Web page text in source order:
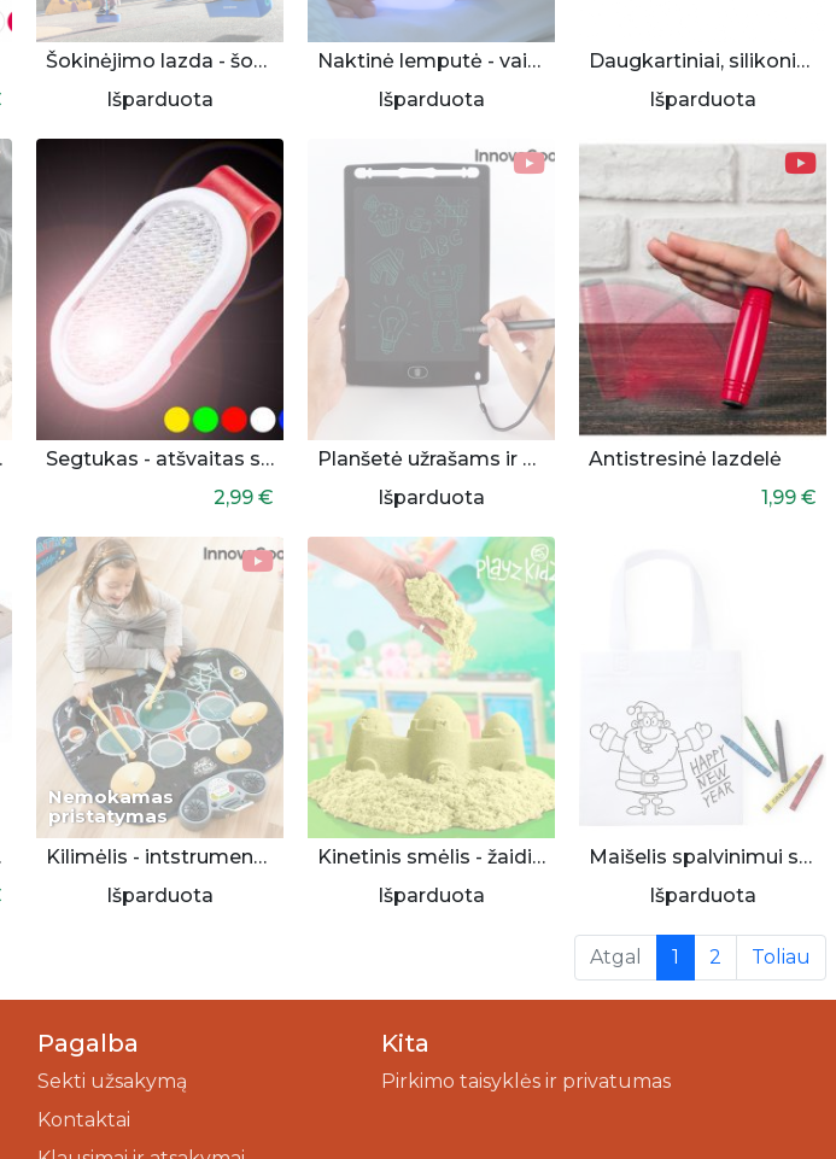
Šokinėjimo lazda - šokliukas
Išparduota
Naktinė lemputė - vaiduokliukas
Išparduota
Daugkartiniai, silikoniniai šiaudeliai 6 vnt.
Išparduota
Segtukas - atšvaitas su lempute
2,99 €
Planšetė užrašams ir piešimui
Išparduota
Antistresinė lazdelė
1,99 €
Nemokamas
pristatymas
Kilimėlis - intstrumentas būgnai
Išparduota
Kinetinis smėlis - žaidimas vaikams
Išparduota
Maišelis spalvinimui su kreidelėmis
Išparduota
Atgal 1 (current)
2 Toliau
Pagalba
Sekti užsakymą
Kontaktai
Kita
Pirkimo taisyklės ir privatumas